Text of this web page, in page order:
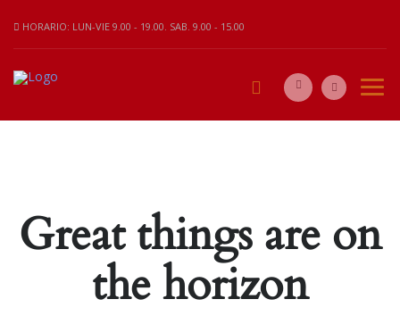
HORARIO: LUN-VIE 9.00 - 19.00. SAB. 9.00 - 15.00
Great things are on
the horizon